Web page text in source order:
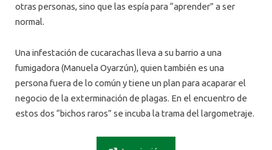
otras personas, sino que las espía para “aprender” a ser
normal.
Una infestación de cucarachas lleva a su barrio a una
fumigadora (Manuela Oyarzún), quien también es una
persona fuera de lo común y tiene un plan para acaparar el
negocio de la exterminación de plagas. En el encuentro de
estos dos “bichos raros” se incuba la trama del largometraje.